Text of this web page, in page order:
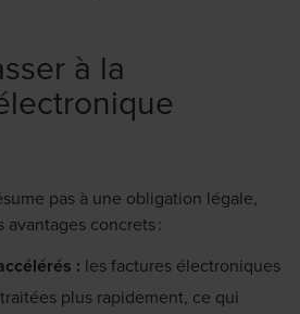
à la
pas à une obligation légale,
concrets :
: les factures électroniques
plus rapidement, ce qui